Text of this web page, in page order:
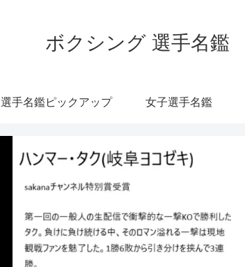
ボクシング 選手名鑑
選手名鑑ピックアップ 女子選手名鑑